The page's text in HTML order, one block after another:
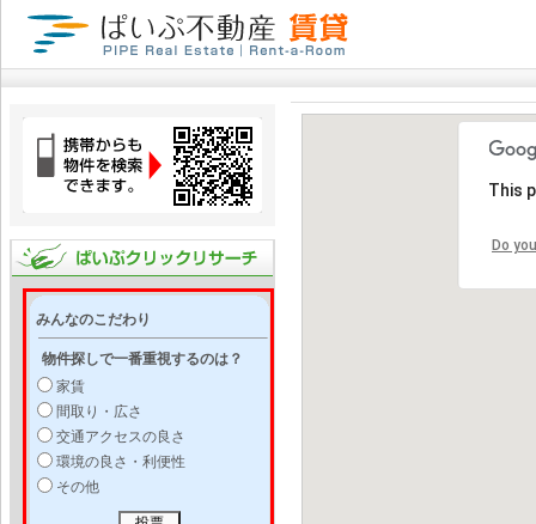
みんなのこだわり
物件探しで一番重視するのは？
家賃
間取り・広さ
交通アクセスの良さ
環境の良さ・利便性
その他
This
Do